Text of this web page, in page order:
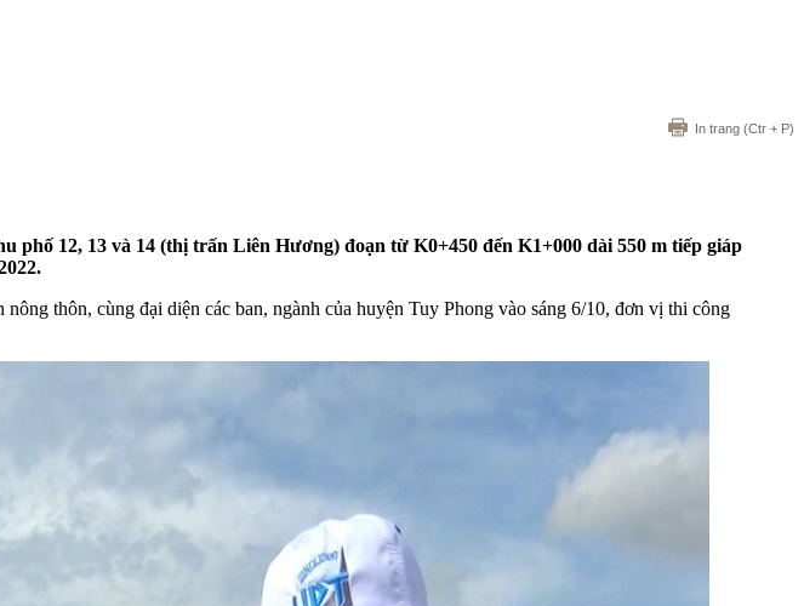
In trang (Ctr + P)
12, 13 và 14 (thị trấn Liên Hương) đoạn từ K0+450 đến K1+000 dài 550 m tiếp giáp
thôn, cùng đại diện các ban, ngành của huyện Tuy Phong vào sáng 6/10, đơn vị thi công